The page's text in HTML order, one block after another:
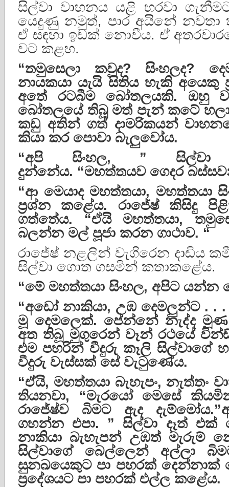
සිල්වා වාහනය යළි හරවා
යෙදුණු නමුත්, පාර අයිනේ නවතා
ඒ සඳහා ඉඩක් නොවීය. ඒ
වට කළහ.
“තමුසෙලා කවුද? සිංහලද?
නායකයා යැයි සිතිය හැකි අයෙකු
අතේ
රටබීම බෝතලයකි. ඔහු
බෝතලයේ තිබූ මත් පැන් කටේ
කඩු අතින් ගත් දාමරිකයන්
කියා කර පොවා බැලුවෝය.
“අපි සිංහල, ” සිල්වා
දුන්නේය. “මහත්තයව ගෙදර
“ආ මෙයාද මහත්තයා, මහත්තයා
ප්රශ්න කළේය. රාජේෂ් කිසිදු
ගත්තේය. “ඒයි මහත්තයා,
බලන්න මල් පූජා කරන ගාථාව. “
රාජේෂ් නළලින් වැගිරෙන දාඩිය
සිල්වා ගොත ගසමින් කතාකළේය.
“මේ මහත්තයා සිංහල, අපිට යන්න
“අඩෝ නාකියා, උඹ දෙමලුන්ට. . .
මූ දෙමලෙක්. පේන්නේ නැද්ද මූණ
අත තිබූ මුගුරෙන් වෑන් රථයේ
එම පහරින් වීදුරු කෑලි සිල්වාගේ
වීදුරු වැස්සක් සේ වැටුණේය.
“ඒයි, මහත්තයා බැහැපං,නැත්තං
තියනවා, “මැරයෝ මෙසේ
රාජේෂ්ව
බිමට ඇද දැම්මෝය.”
ගහන්න එපා. ” සිල්වා දෑත් එක්
නාකියා බැහැපන් උඹත් මැරුම්
සිල්වාගේ
බෙල්ලෙන් අල්ලා
සුනඛයෙකුට පා පහරක් දෙන්නාක්
ප්රදේශයට පා පහරක් එල්ල කළේය.